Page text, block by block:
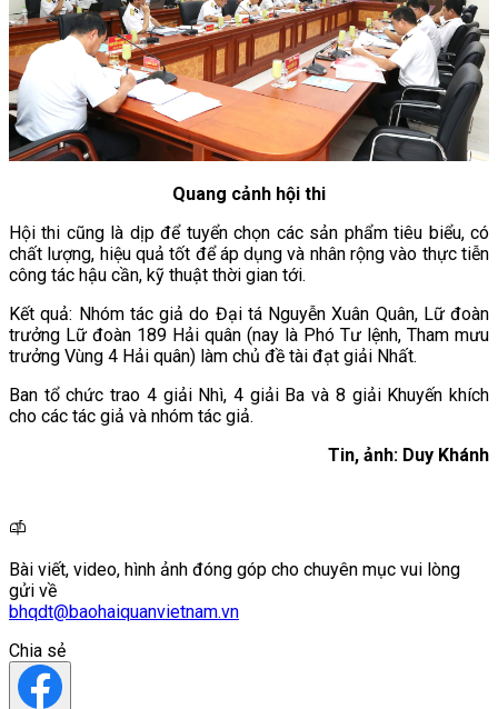
Quang cảnh hội thi
Hội thi cũng là dịp để tuyển chọn các sản phẩm tiêu biểu, có
chất lượng, hiệu quả tốt để áp dụng và nhân rộng vào thực tiễn
công tác hậu cần, kỹ thuật thời gian tới.
Kết quả: Nhóm tác giả do Đại tá Nguyễn Xuân Quân, Lữ đoàn
trưởng Lữ đoàn 189 Hải quân (nay là Phó Tư lệnh, Tham mưu
trưởng Vùng 4 Hải quân) làm chủ đề tài đạt giải Nhất.
Ban tổ chức trao 4 giải Nhì, 4 giải Ba và 8 giải Khuyến khích
cho các tác giả và nhóm tác giả.
Tin, ảnh: Duy Khánh
Bài viết, video, hình ảnh đóng góp cho chuyên mục vui lòng
gửi về
bhqdt@baohaiquanvietnam.vn
Chia sẻ